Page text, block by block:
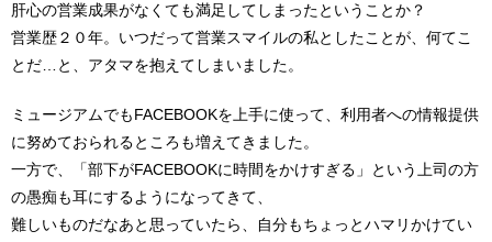
肝心の営業成果がなくても満足してしまったということか？
営業歴２０年。いつだって営業スマイルの私としたことが、何てこ
とだ…と、アタマを抱えてしまいました。
ミュージアムでもFACEBOOKを上手に使って、利用者への情報提供
に努めておられるところも増えてきました。
一方で、「部下がFACEBOOKに時間をかけすぎる」という上司の方
の愚痴も耳にするようになってきて、
難しいものだなあと思っていたら、自分もちょっとハマリかけてい